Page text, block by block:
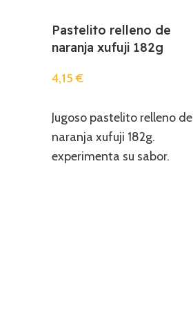
Pastelito relleno de
naranja xufuji 182g
4,15€
Jugoso pastelito relleno de
naranja xufuji 182g.
experimenta su sabor.